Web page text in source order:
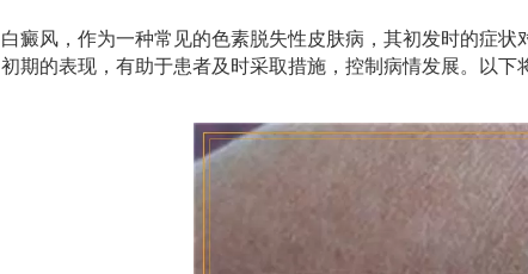
白癜风，作为一种常见的色素脱失性皮肤病，其初发时的症
初期的表现，有助于患者及时采取措施，控制病情发展。以下